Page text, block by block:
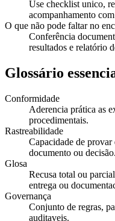
Use checklist unico,
acompanhamento
O que não pode faltar no
Conferência
resultados e relatório
Glossário
Conformidade
Aderencia prática as
procedimentais.
Rastreabilidade
Capacidade de
documento ou decisão.
Glosa
Recusa total ou
entrega ou
Governança
Conjunto de regras,
auditaveis.